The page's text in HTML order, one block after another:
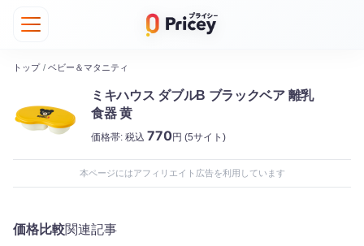
トップ / ベビー＆マタニティ
ミキハウス ダブルB ブラックベア 離乳
食器 黄
価格帯: 税込 770円 (5サイト)
本ページにはアフィリエイト広告を利用しています
価格比較関連記事